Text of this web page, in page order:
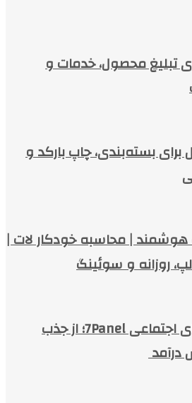
تبلیغ محصول، خدمات و
برای بسته‌بندی، چاپ بارکد و
هوشمند | محاسبه خودکار لات |
روزانه و سوئینگ
خدمات شبکه‌های اجتماعی 7Panel؛ از جذب
درآمد